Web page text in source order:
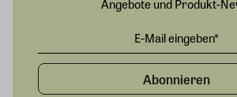
Angebote und Produkt-
Abonnieren